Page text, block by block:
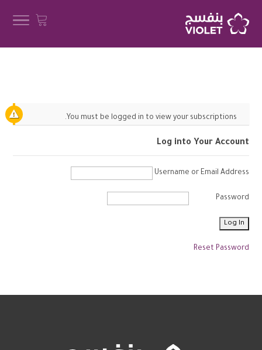
You must be logged in to view your subscriptions.
Log into Your Account
Username or Email Address
Password
Reset Password